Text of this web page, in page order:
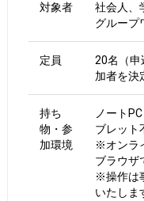
対象者
社会人
グループ
定員
20名（申
加者を決
持ち
物・参
加環境
ノート
ブレット
※オンラ
ブラウザ
※操作は
いたしま